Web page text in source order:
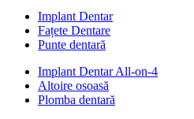
Implant Dentar
Fațete Dentare
Punte dentară
Implant Dentar All-on-4
Altoire osoasă
Plomba dentară